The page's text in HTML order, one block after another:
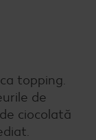
topping.
de
ciocolată